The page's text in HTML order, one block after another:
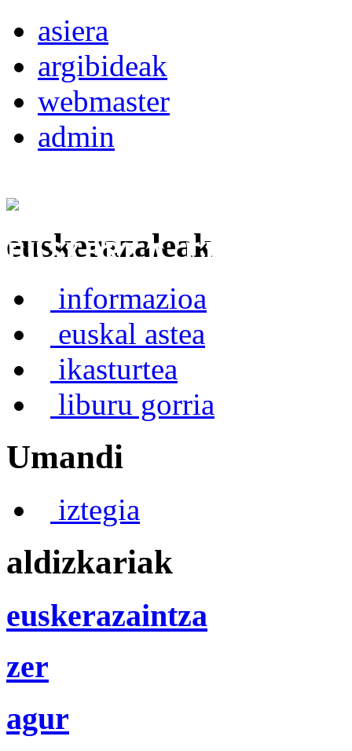
asiera
argibideak
webmaster
admin
Euskerea Erabilte
euskerazaleak
informazioa
euskal astea
ikasturtea
liburu gorria
Umandi
iztegia
aldizkariak
euskerazaintza
zer
agur